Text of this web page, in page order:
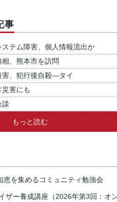
事
テム障害、個人情報流出か
、熊本市を訪問
害、犯行後自殺―タイ
害にも
談
もっと読む
恵を集めるコミュニティ勉強会
ザー養成講座（2026年第3回：オ